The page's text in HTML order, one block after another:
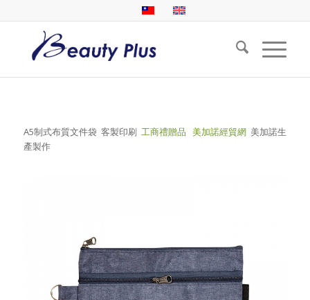
A5制式布質文件袋 客製印刷 工商禮贈品 美加諾經貿網美加諾生
產製作